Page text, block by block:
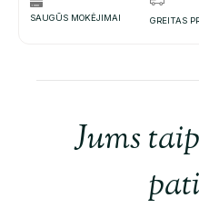
SAUGŪS MOKĖJIMAI GREITAS
Jums